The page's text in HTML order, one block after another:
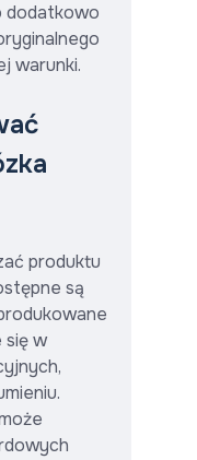
dodatkowo
warunki.
produktu
są
się w